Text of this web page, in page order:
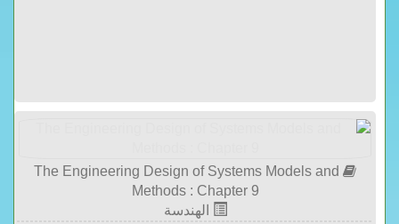
The Engineering Design of Systems Models and
Methods : Chapter 9
الهندسة